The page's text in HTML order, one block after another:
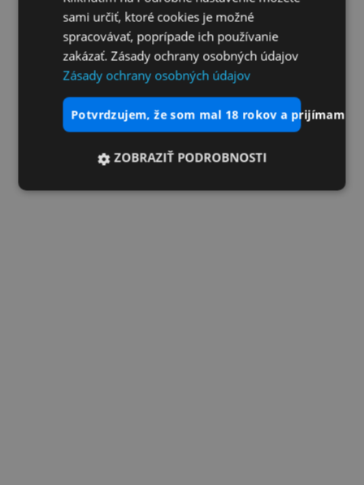
sami určiť, ktoré cookies je možné
spracovávať, poprípade ich používanie
zakázať. Zásady ochrany osobných údajov
Zásady ochrany osobných údajov
potvrdzujem, že som mal 18 rokov a prijímam
ZOBRAZIŤ PODROBNOSTI